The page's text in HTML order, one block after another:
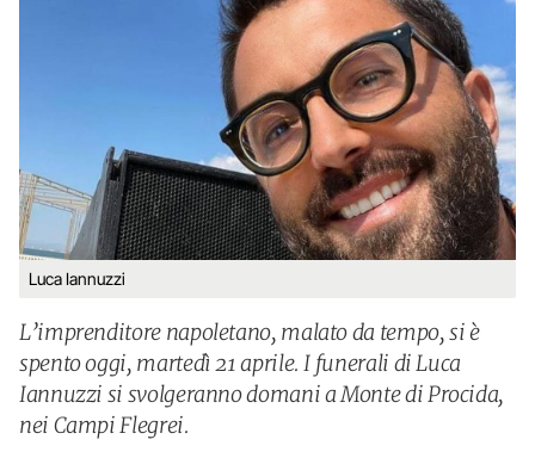
Luca Iannuzzi
L’imprenditore napoletano, malato da tempo, si è
spento oggi, martedì 21 aprile. I funerali di Luca
Iannuzzi si svolgeranno domani a Monte di Procida,
nei Campi Flegrei.